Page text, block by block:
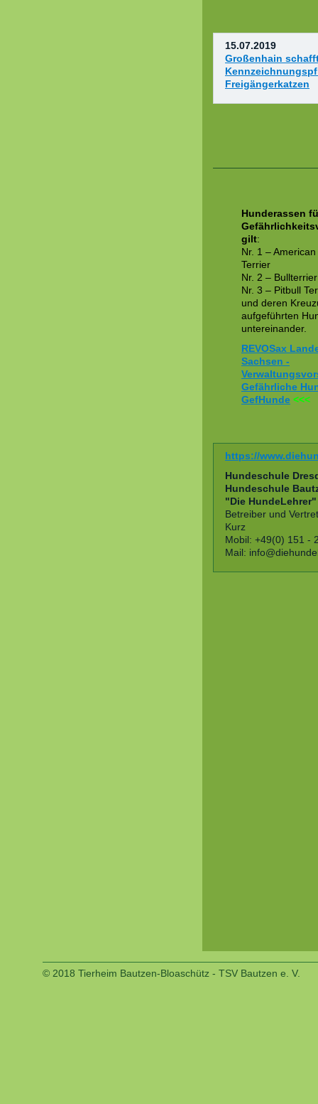
15.07.2019
Großenhain
Freigängerkatzen
Hunderassen
gilt:
Nr. 1 –
Terrier
Nr. 2 – Bullterrier
Nr. 3 – Pitbull
und deren
aufgeführten
untereinander.
REVOSax
Sachsen -
Gefährliche
GefHunde <<<
https://
Hundeschule
Hundeschule
"Die HundeLehrer"
Betreiber und
Kurz
Mobil: +49(0) 151 -
Mail:
© 2018 Tierheim Bautzen-Bloaschütz - TSV Bautzen e. V.